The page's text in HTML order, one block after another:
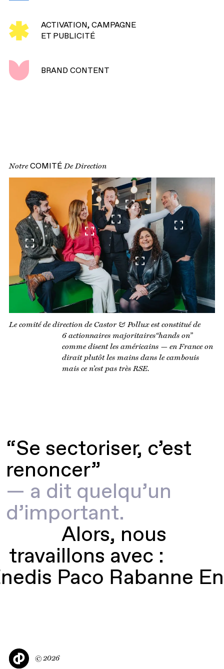
ACTIVATION, CAMPAGNE
ET PUBLICITÉ
BRAND CONTENT
Notre COMITÉDe Direction
Le comité de direction de Castor & Pollux est constitué de
6 actionnaires majoritaires“hands on”
comme disent les américains — en France on
dirait plutôt les mains dans le cambouis
mais ce n’est pas très RSE.
“Se sectoriser, c’est
renoncer”
— a dit quelqu’un
d’important.
Alors, nous
travaillons avec :
Paco Rabanne
Castor
©2026